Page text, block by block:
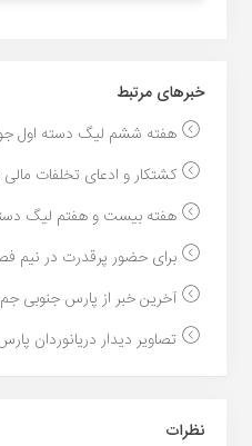
خبر‌های مرتبط
هفته ششم لیگ دسته اول
کشتکار و ادعای تخلفات
هفته بیست و هفتم لیگ دسته اول
برای حضور پرقدرت در نیم فصل
آخرین خبر از پارس جنوبی
تصاویر دیدار دریانوردان
نظرات